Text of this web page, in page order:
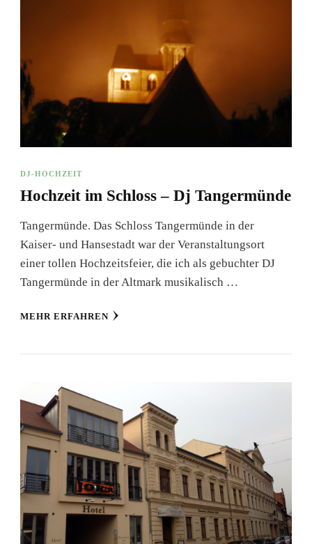
DJ-HOCHZEIT
Hochzeit im Schloss – Dj Tangermünde
Tangermünde. Das Schloss Tangermünde in der
Kaiser- und Hansestadt war der Veranstaltungsort
einer tollen Hochzeitsfeier, die ich als gebuchter DJ
Tangermünde in der Altmark musikalisch …
MEHR ERFAHREN